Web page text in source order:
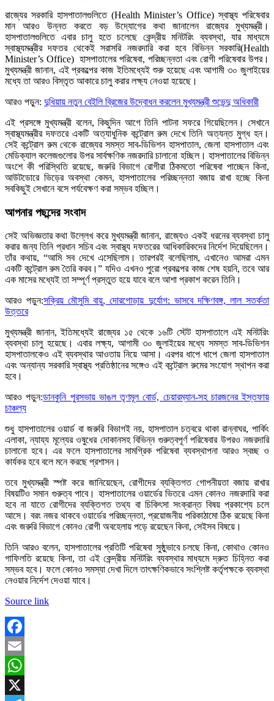
রাজ্যের সরকারি হাসপাতালগুলিতে (Health Minister’s Office) স্বাস্থ্য পরিষেবার
মান আরও উন্নত করতে বড় উদ্যোগের কথা জানালেন রাজ্যের মুখ্যমন্ত্রী।
হাসপাতালগুলিতে এবার চালু হতে চলেছে কেন্দ্রীয় মনিটরিং ব্যবস্থা, যার মাধ্যমে
স্বাস্থ্যমন্ত্রীর দফতর থেকেই সরাসরি নজরদারি করা হবে বিভিন্ন সরকারি(Health
Minister’s Office) হাসপাতালের পরিষেবা, পরিচ্ছন্নতা এবং রোগী পরিষেবার উপর।
মুখ্যমন্ত্রী জানান, এই প্রকল্পের কাজ ইতিমধ্যেই শুরু হয়েছে এবং আগামী ৩০ জুলাইয়ের
মধ্যে তা আরও বিস্তৃত আকারে চালু করার লক্ষ্য নেওয়া হয়েছে।
আরও পড়ুন: দুধিয়ায় নতুন বেইলি ব্রিজের উদ্বোধন করলেন মুখ্যমন্ত্রী শুভেন্দু অধিকারী
এই প্রসঙ্গে মুখ্যমন্ত্রী বলেন, কিছুদিন আগে তিনি পাটনা সফরে গিয়েছিলেন। সেখানে
স্বাস্থ্যমন্ত্রীর দফতরে একটি অত্যাধুনিক কন্ট্রোল রুম দেখে তিনি অত্যন্ত মুগ্ধ হন।
সেই কন্ট্রোল রুম থেকে রাজ্যের সমস্ত সাব-ডিভিশন হাসপাতাল, জেলা হাসপাতাল এবং
মেডিক্যাল কলেজগুলোর উপর সার্বক্ষণিক নজরদারি চালানো হচ্ছিল। হাসপাতালের বিভিন্ন
অংশে কী পরিস্থিতি রয়েছে, জরুরি বিভাগে রোগীরা ঠিকমতো পরিষেবা পাচ্ছেন কিনা,
আউটডোরে ভিড়ের অবস্থা কেমন, হাসপাতালের পরিচ্ছন্নতা বজায় রাখা হচ্ছে কিনা
সবকিছুই সেখানে বসে পর্যবেক্ষণ করা সম্ভব হচ্ছিল।
আপনার পছন্দের সংবাদ
সেই অভিজ্ঞতার কথা উল্লেখ করে মুখ্যমন্ত্রী জানান, রাজ্যেও একই ধরনের ব্যবস্থা চালু
করার জন্য তিনি প্রধান সচিব এবং স্বাস্থ্য দফতরের আধিকারিকদের নির্দেশ দিয়েছিলেন।
তাঁর কথায়, “আমি সব দেখে এসেছিলাম। তারপরই বলেছিলাম, এখানেও আমরা এমন
একটি কন্ট্রোল রুম তৈরি করব।” যদিও এখনও পুরো প্রকল্পের কাজ শেষ হয়নি, তবে আর
এক মাসের মধ্যেই তা সম্পূর্ণ প্রস্তুত হয়ে যাবে বলে আশা প্রকাশ করেন তিনি।
আরও পড়ুন:সক্রিয় মৌসুমি বায়ু, দোরগোড়ায় দুর্যোগ: ভাসবে দক্ষিণবঙ্গ, লাল সতর্কতা
উত্তরে
মুখ্যমন্ত্রী জানান, ইতিমধ্যেই রাজ্যের ১৫ থেকে ১৬টি স্টেট হাসপাতালে এই মনিটরিং
ব্যবস্থা চালু হয়েছে। এবার লক্ষ্য, আগামী ৩০ জুলাইয়ের মধ্যে সমস্ত সাব-ডিভিশন
হাসপাতালকেও এই ব্যবস্থার আওতায় নিয়ে আসা। এরপর ধাপে ধাপে জেলা হাসপাতাল
এবং অন্যান্য সরকারি স্বাস্থ্য প্রতিষ্ঠানের সঙ্গেও এই কন্ট্রোল রুমের সংযোগ স্থাপন করা
হবে।
আরও পড়ুন:ডানকুনি পুরসভায় ভাঙল তৃণমূল বোর্ড, চেয়ারম্যান-সহ চারজনের ইস্তফায়
চাঞ্চল্য
শুধু হাসপাতালের ওয়ার্ড বা জরুরি বিভাগই নয়, হাসপাতাল চত্বরে থাকা রান্নাঘর, পার্কিং
এলাকা, ন্যায্য মূল্যের ওষুধের দোকানসহ বিভিন্ন গুরুত্বপূর্ণ পরিষেবার উপরও নজরদারি
চালানো হবে। এর ফলে হাসপাতালের সামগ্রিক পরিষেবা ব্যবস্থাপনা আরও স্বচ্ছ ও
কার্যকর হবে বলে মনে করছে প্রশাসন।
তবে মুখ্যমন্ত্রী স্পষ্ট করে জানিয়েছেন, রোগীদের ব্যক্তিগত গোপনীয়তা বজায় রাখার
বিষয়টিও সমান গুরুত্ব পাবে। হাসপাতালের ওয়ার্ডের ভিতরে এমন কোনও নজরদারি করা
হবে না যাতে রোগীদের ব্যক্তিগত তথ্য বা চিকিৎসা সংক্রান্ত বিষয় প্রকাশ্যে চলে
আসে। বরং নজর থাকবে ওয়ার্ডের পরিচ্ছন্নতা, প্রয়োজনীয় পরিকাঠামো ঠিক রয়েছে কিনা
এবং জরুরি বিভাগে কোনও রোগী অবহেলায় পড়ে রয়েছেন কিনা, সেইসব বিষয়ে।
তিনি আরও বলেন, হাসপাতালের প্রতিটি পরিষেবা সুষ্ঠুভাবে চলছে কিনা, কোথাও কোনও
গাফিলতি রয়েছে কিনা, তা এই কেন্দ্রীয় মনিটরিং ব্যবস্থার মাধ্যমে দ্রুত চিহ্নিত করা
সম্ভব হবে। ফলে কোনও সমস্যা দেখা দিলে তাৎক্ষণিকভাবে সংশ্লিষ্ট কর্তৃপক্ষকে ব্যবস্থা
নেওয়ার নির্দেশ দেওয়া যাবে।
Source link
Facebook
Email
WhatsApp